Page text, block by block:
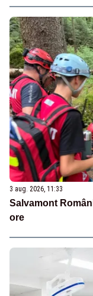
3 aug. 2026, 11:33
Salvamont
ore